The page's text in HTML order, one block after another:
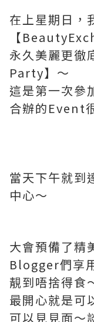
在上星期日，
【
永久美麗更徹
Party】～
這是第一次
合辦的Event
當天下午就到
中心～
大會預備了精
Blogger們享
靚到唔捨得食
最開心就是可
可以見見面～